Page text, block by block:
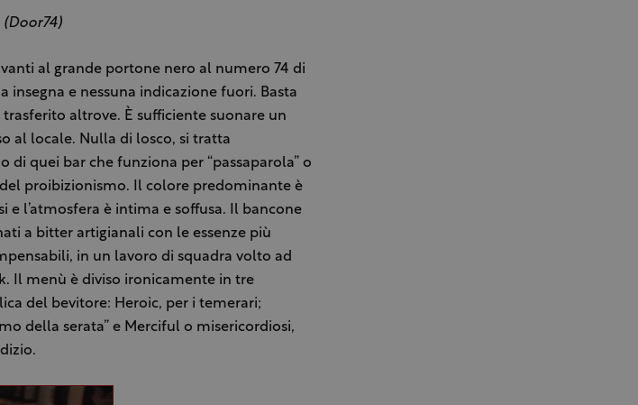
(Door74)
al grande portone nero al numero 74 di
insegna e nessuna indicazione fuori. Basta
altrove. È sufficiente suonare un
al locale. Nulla di losco, si tratta
di quei bar che funziona per “passaparola” o
del proibizionismo. Il colore predominante è
e l’atmosfera è intima e soffusa. Il bancone
a bitter artigianali con le essenze più
in un lavoro di squadra volto ad
Il menù è diviso ironicamente in tre
del bevitore: Heroic, per i temerari;
della serata” e Merciful o misericordiosi,